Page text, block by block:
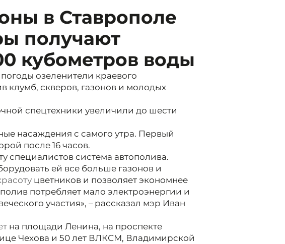
в Ставрополе
получают
кубометров воды
озеленители краевого
клумб, скверов, газонов и молодых
спецтехники увеличили до шести
насаждения с самого утра. Первый
после 16 часов.
специалистов система автополива.
ей все больше газонов и
цветников и позволяет экономнее
потребляет мало электроэнергии и
участия», – рассказал мэр Иван
на площади Ленина, на проспекте
Чехова и 50 лет ВЛКСМ, Владимирской